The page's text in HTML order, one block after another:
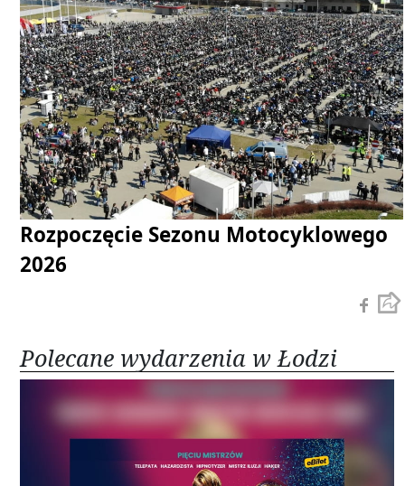
Rozpoczęcie Sezonu Motocyklowego
2026
Polecane wydarzenia w Łodzi